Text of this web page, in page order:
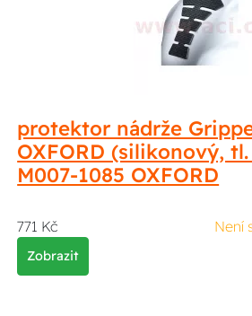
protektor nádrže
OXFORD (silikonový,
M007-1085 OXFORD
771 Kč Není
Zobrazit